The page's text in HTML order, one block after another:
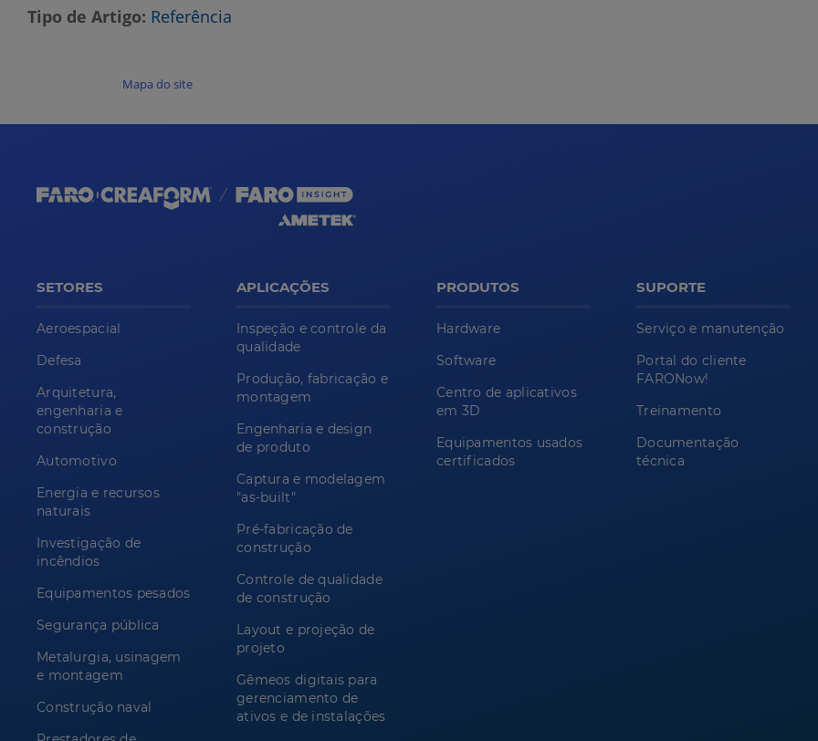
Tipo de Artigo Referência
Mapa do site
SETORES
Aeroespacial
Defesa
Arquitetura,
engenharia e
construção
Automotivo
Energia e recursos
naturais
Investigação de
incêndios
Equipamentos pesados
Segurança pública
Metalurgia, usinagem
e montagem
Construção naval
APLICAÇÕES
Inspeção e controle da
qualidade
Produção, fabricação e
montagem
Engenharia e design
de produto
Captura e modelagem
"as-built"
Pré-fabricação de
construção
Controle de qualidade
de construção
Layout e projeção de
projeto
Gêmeos digitais para
gerenciamento de
ativos e de instalações
PRODUTOS
Hardware
Software
Centro de aplicativos
em 3D
Equipamentos usados
certificados
SUPORTE
Serviço e manutenção
Portal do cliente
FARONow!
Treinamento
Documentação
técnica